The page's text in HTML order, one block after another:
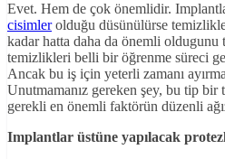
Evet. Hem de çok önemlidir.
cisimlerolduğu düsünülürse
kadar hatta daha da önemli oldugunu
temizlikleri belli bir öğrenme süreci
Ancak bu iş için yeterli zamanı
Unutmamanız gereken şey, bu tip bir
gerekli en önemli faktörün düzenli
Implantlar üstüne yapılacak